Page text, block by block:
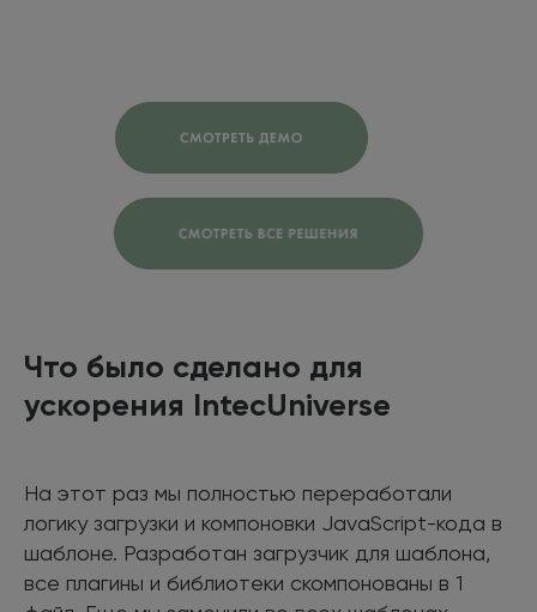
Что было сделано для
ускорения IntecUniverse
На этот раз мы полностью переработали
логику загрузки и компоновки JavaScript-кода в
шаблоне. Разработан загрузчик для шаблона,
все плагины и библиотеки скомпонованы в 1